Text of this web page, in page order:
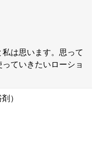
は思います。思って
ていきたいローショ
）